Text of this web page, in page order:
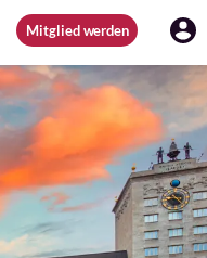
Mitglied werden